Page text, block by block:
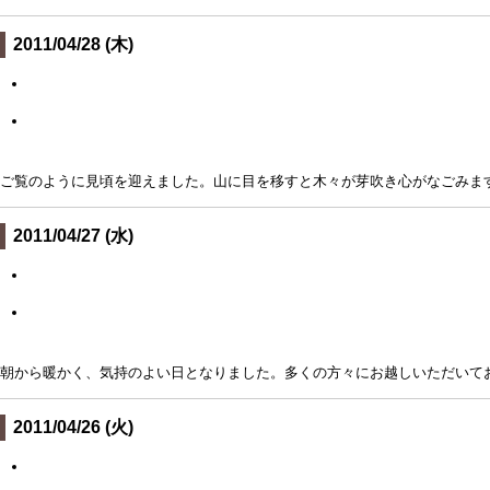
2011/04/28 (木)
ご覧のように見頃を迎えました。山に目を移すと木々が芽吹き心がなごみま
2011/04/27 (水)
朝から暖かく、気持のよい日となりました。多くの方々にお越しいただいて
2011/04/26 (火)